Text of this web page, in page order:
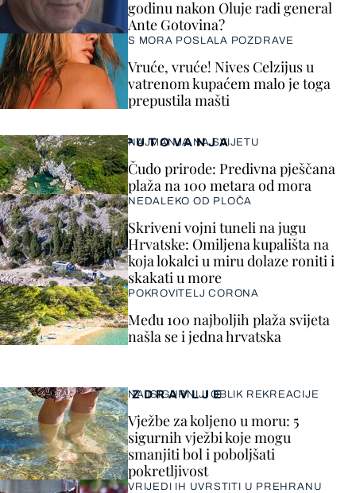
godinu nakon Oluje radi general
Ante Gotovina?
S MORA POSLALA POZDRAVE
Vruće, vruće! Nives Celzijus u
vatrenom kupaćem malo je toga
prepustila mašti
ZDRAVLJE
NAJSIGURNIJI OBLIK REKREACIJE
Vježbe za koljeno u moru: 5
sigurnih vježbi koje mogu
smanjiti bol i poboljšati
pokretljivost
VRIJEDI IH UVRSTITI U PREHRANU
PUTOVANJA
NAJMANJA NA SVIJETU
Čudo prirode: Predivna pješčana
plaža na 100 metara od mora
NEDALEKO OD PLOČA
Skriveni vojni tuneli na jugu
Hrvatske: Omiljena kupališta na
koja lokalci u miru dolaze roniti i
skakati u more
POKROVITELJ CORONA
Među 100 najboljih plaža svijeta
našla se i jedna hrvatska